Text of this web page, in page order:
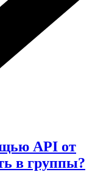
API от
в группы?